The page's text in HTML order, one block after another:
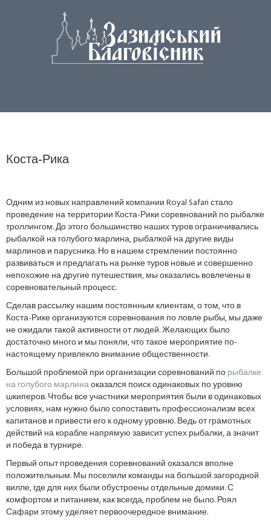
Коста-Рика
Одним из новых направлений компании Royal Safari стало
проведение на территории Коста-Рики соревнований по рыбалке
троллингом. До этого большинство наших туров ограничивались
рыбалкой на голубого марлина, рыбалкой на другие виды
марлинов и парусника. Но в нашем стремлении постоянно
развиваться и предлагать на рынке туров новые и совершенно
непохожие на другие путешествия, мы оказались вовлечены в
соревновательный процесс.
Сделав рассылку нашим постоянным клиентам, о том, что в
Коста-Рике организуются соревнования по ловле рыбы, мы даже
не ожидали такой активности от людей. Желающих было
достаточно много и мы поняли, что такое мероприятие по-
настоящему привлекло внимание общественности.
Большой проблемой при организации соревнований порыбалке
на голубого марлинаоказался поиск одинаковых по уровню
шкиперов. Чтобы все участники мероприятия были в одинаковых
условиях, нам нужно было сопоставить профессионализм всех
капитанов и привести его к одному уровню. Ведь от грамотных
действий на корабле напрямую зависит успех рыбалки, а значит
и победа в турнире.
Первый опыт проведения соревнований оказался вполне
положительным. Мы поселили команды на большой загородной
вилле, где для них были обустроены отдельные домики. С
комфортом и питанием, как всегда, проблем не было. Роял
Сафари этому уделяет первоочередное внимание.